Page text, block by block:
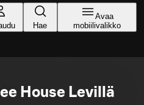
Hae
Avaa
mobiilivalikko
House Levillä